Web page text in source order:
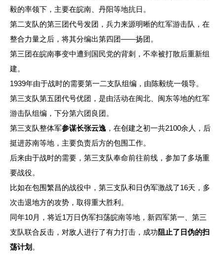
毅的率领下，主要在皖南、丹阳等地抗日。
第二支队的第三团代号发团，兵力来源明晰的红军游击队，在
整合力量之后，将其分编出第四团——扬团。
第三团在皖南事变中遭到国民党的背刺，不幸被打散后重新组
建。
1939年由于战时的需要第一二支队组编，由陈毅统一领导。
第三支队第五团代号优团，是由活动在闽北、闽东等地的红军
游击队组编，下分第六团良团。
第三支队整体军参谋长张云逸 ，在创建之初一共2100余人，后
挺进苏南等地，主要负责后方的包围工作。
后来由于战时的需要，第三支队奉命前往前线，参加了多场重
要战役。
比如在包围繁昌的战役中，第三支队和日伪军激战了16天，多
次击退地方的攻势，取得重大胜利。
同年10月，将近1万日伪军扫荡皖南等地，新四军第一、第三
支队联合反击，对敌人进行了有力打击，成功阻止了日伪的扫
荡计划 。